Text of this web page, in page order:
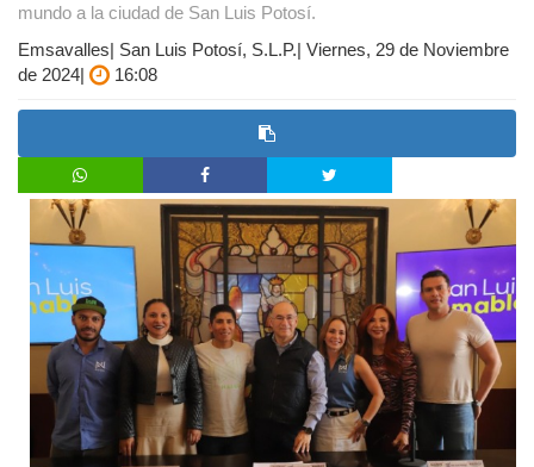
mundo a la ciudad de San Luis Potosí.
Emsavalles| San Luis Potosí, S.L.P.| Viernes, 29 de Noviembre
de 2024|
16:08